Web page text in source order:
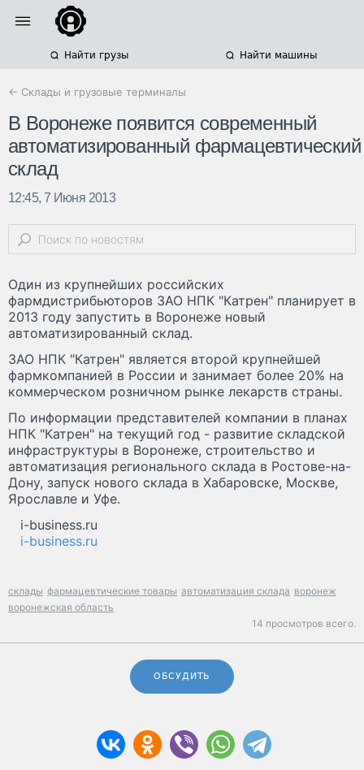
Найти грузы Найти машины
← Склады и грузовые терминалы
В Воронеже появится современный
автоматизированный фармацевтический
склад
12:45, 7 Июня 2013
Один из крупнейших российских
фармдистрибьюторов ЗАО НПК "Катрен" планирует в
2013 году запустить в Воронеже новый
автоматизированный склад.
ЗАО НПК "Катрен" является второй крупнейшей
фармкомпанией в России и занимает более 20% на
коммерческом розничном рынке лекарств страны.
По информации представителей компании в планах
НПК "Катрен" на текущий год - развитие складской
инфраструктуры в Воронеже, строительство и
автоматизация регионального склада в Ростове-на-
Дону, запуск нового склада в Хабаровске, Москве,
Ярославле и Уфе.
i-business.ru
i-business.ru
склады фармацевтические товары автоматизация склада воронеж
воронежская область
14 просмотров всего.
ОБСУДИТЬ